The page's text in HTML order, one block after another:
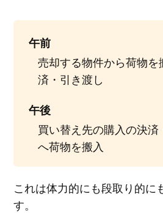
午前
売却する物件から荷物
済・引き渡し
午後
買い替え先の購入の決
へ荷物を搬入
これは体力的にも段取り的に
す。